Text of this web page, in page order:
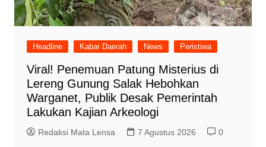
Headline Kabar Daerah News Peristiwa
Viral! Penemuan Patung Misterius di
Lereng Gunung Salak Hebohkan
Warganet, Publik Desak Pemerintah
Lakukan Kajian Arkeologi
Redaksi Mata Lensa 7 Agustus 2026 0